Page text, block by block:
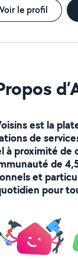
Voir le profil
est la
de
à proximité de
de
et
pour